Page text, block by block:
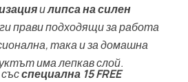
илипса на силен
прави подходящи за работа
така и за домашна
има лепкав слой.
специална 15 FREE